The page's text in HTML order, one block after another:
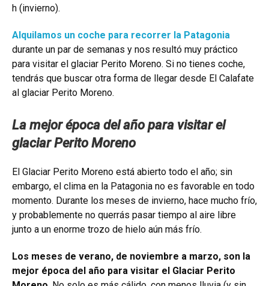
h (invierno).
Alquilamos un coche para recorrer la Patagonia
durante un par de semanas y nos resultó muy práctico
para visitar el glaciar Perito Moreno. Si no tienes coche,
tendrás que buscar otra forma de llegar desde El Calafate
al glaciar Perito Moreno.
La mejor época del año para visitar el
glaciar Perito Moreno
El Glaciar Perito Moreno está abierto todo el año; sin
embargo, el clima en la Patagonia no es favorable en todo
momento. Durante los meses de invierno, hace mucho frío,
y probablemente no querrás pasar tiempo al aire libre
junto a un enorme trozo de hielo aún más frío.
Los meses de verano, de noviembre a marzo, son la
mejor época del año para visitar el Glaciar Perito